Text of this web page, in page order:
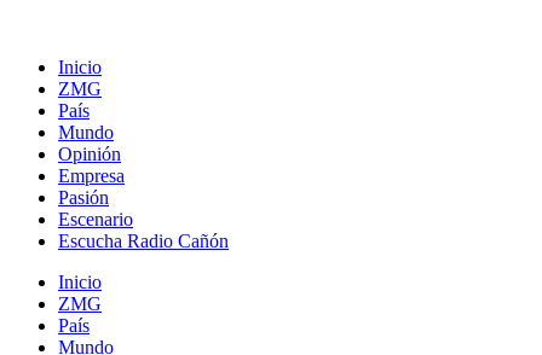
Inicio
ZMG
País
Mundo
Opinión
Empresa
Pasión
Escenario
Escucha Radio Cañón
Inicio
ZMG
País
Mundo